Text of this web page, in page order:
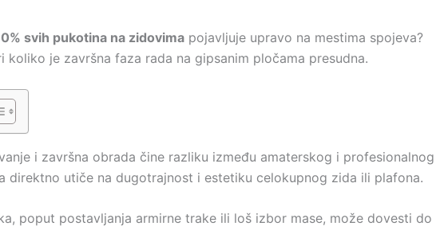
svih pukotina na zidovima pojavljuje upravo na mestima spojeva?
koliko je završna faza rada na gipsanim pločama presudna.
i završna obrada čine razliku između amaterskog i profesionalnog
direktno utiče na dugotrajnost i estetiku celokupnog zida ili plafona.
poput postavljanja armirne trake ili loš izbor mase, može dovesti do